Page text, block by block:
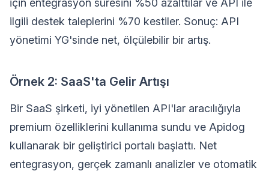
ilgili destek taleplerini %70 kestiler. Sonuç: API
yönetimi YG'sinde net, ölçülebilir bir artış.
Örnek 2: SaaS'ta Gelir Artışı
Bir SaaS şirketi, iyi yönetilen API'lar aracılığıyla
premium özelliklerini kullanıma sundu ve Apidog
kullanarak bir geliştirici portalı başlattı. Net
entegrasyon, gerçek zamanlı analizler ve otomatik